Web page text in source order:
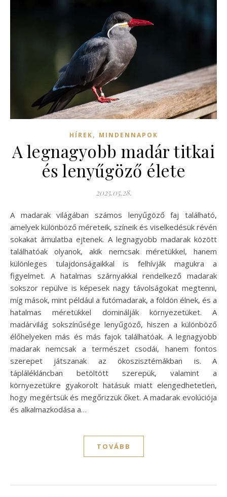
HÍREK, MINDENNAPOK
A legnagyobb madár titkai
és lenyűgöző élete
2025.05.28.
A madarak világában számos lenyűgöző faj található,
amelyek különböző méreteik, színeik és viselkedésük révén
sokakat ámulatba ejtenek. A legnagyobb madarak között
találhatóak olyanok, akik nemcsak méretükkel, hanem
különleges tulajdonságaikkal is felhívják magukra a
figyelmet. A hatalmas szárnyakkal rendelkező madarak
sokszor repülve is képesek nagy távolságokat megtenni,
míg mások, mint például a futómadarak, a földön élnek, és a
hatalmas méretükkel dominálják környezetüket. A
madárvilág sokszínűsége lenyűgöző, hiszen a különböző
élőhelyeken más és más fajok találhatóak. A legnagyobb
madarak nemcsak a természet csodái, hanem fontos
szerepet játszanak az ökoszisztémákban is. A
táplálékláncban betöltött szerepük, valamint a
környezetükre gyakorolt hatásuk miatt elengedhetetlen,
hogy megértsük és megőrizzük őket. A madarak evolúciója
és alkalmazkodása a…
TOVÁBB